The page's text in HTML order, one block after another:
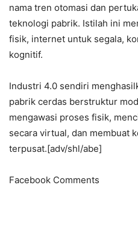
nama tren otomasi dan
teknologi pabrik. Istilah ini
fisik, internet untuk segala,
kognitif.
Industri 4.0 sendiri
pabrik cerdas berstruktur
mengawasi proses fisik,
secara virtual, dan membuat
terpusat.[adv/shl/abe]
Facebook Comments